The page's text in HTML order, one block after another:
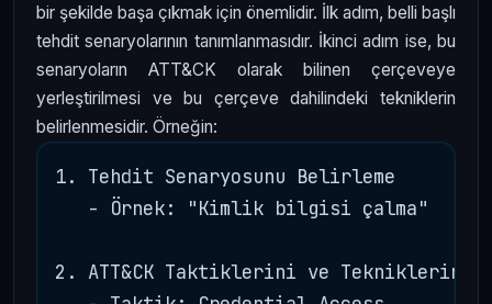
bir şekilde başa çıkmak için önemlidir. İlk adım, belli başlı
tehdit senaryolarının tanımlanmasıdır. İkinci adım ise, bu
senaryoların ATT&CK olarak bilinen çerçeveye
yerleştirilmesi ve bu çerçeve dahilindeki tekniklerin
belirlenmesidir. Örneğin:
1. Tehdit Senaryosunu Belirleme
   - Örnek: "Kimlik bilgisi çalma"
2. ATT&CK Taktiklerini ve Tekniklerini